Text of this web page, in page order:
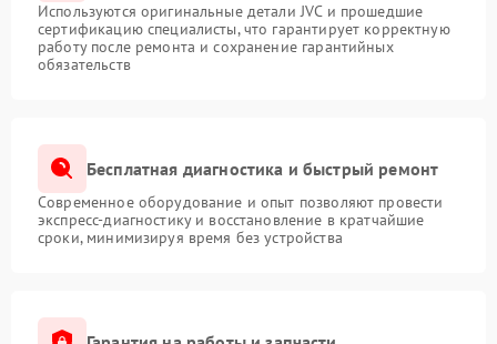
Используются оригинальные детали JVC и прошедшие
сертификацию специалисты, что гарантирует корректную
работу после ремонта и сохранение гарантийных
обязательств
Бесплатная диагностика и быстрый ремонт
Современное оборудование и опыт позволяют провести
экспресс-диагностику и восстановление в кратчайшие
сроки, минимизируя время без устройства